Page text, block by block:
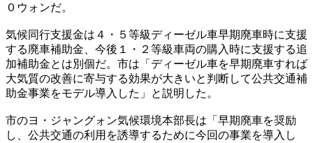
０ウォンだ。
気候同行支援金は４・５等級ディーゼル車早期廃車時に支援
する廃車補助金、今後１・２等級車両の購入時に支援する追
加補助金とは別個だ。市は「ディーゼル車を早期廃車すれば
大気質の改善に寄与する効果が大きいと判断して公共交通補
助金事業をモデル導入した」と説明した。
市のヨ・ジャングォン気候環境本部長は「早期廃車を奨励
し、公共交通の利用を誘導するために今回の事業を導入し